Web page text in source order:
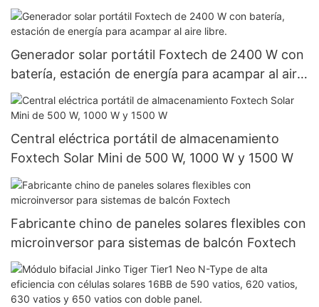
doble vidrio
Generador solar portátil Foxtech de 2400 W con
batería, estación de energía para acampar al aire
libre.
Central eléctrica portátil de almacenamiento
Foxtech Solar Mini de 500 W, 1000 W y 1500 W
Fabricante chino de paneles solares flexibles con
microinversor para sistemas de balcón Foxtech